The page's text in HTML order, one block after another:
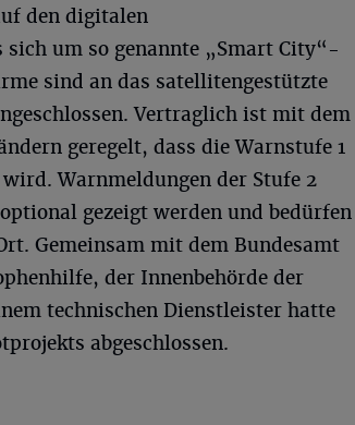
den digitalen
um so genannte „Smart City“-
sind an das satellitengestützte
Vertraglich ist mit dem
geregelt, dass die Warnstufe 1
Warnmeldungen der Stufe 2
gezeigt werden und bedürfen
Gemeinsam mit dem Bundesamt
der Innenbehörde der
technischen Dienstleister hatte
abgeschlossen.